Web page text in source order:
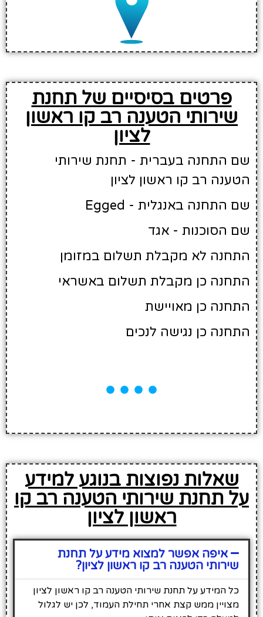
פרטים בסיסיים של תחנת
שירותי הטענה רב קו ראשון
לציון
שם התחנה בעברית - תחנת שירותי
הטענה רב קו ראשון לציון
שם התחנה באנגלית - Egged
שם הסוכנות - אגד
התחנה לא מקבלת תשלום במזומן
התחנה כן מקבלת תשלום באשראי
התחנה כן מאויישת
התחנה כן נגישה לנכים
שאלות נפוצות בנוגע למידע
על תחנת שירותי הטענה רב קו
ראשון לציון
איפה אפשר למצוא מידע על תחנת
שירותי הטענה רב קו ראשון לציון?
כל המידע על תחנת שירותי הטענה רב קו ראשון לציון
מצויין ממש קצת אחרי תחילת העמוד, לכן יש לגלול